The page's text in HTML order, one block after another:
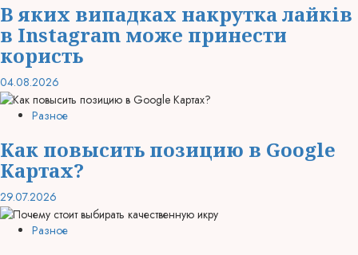
В яких випадках накрутка лайків
в Instagram може принести
користь
04.08.2026
Разное
Как повысить позицию в Google
Картах?
29.07.2026
Разное